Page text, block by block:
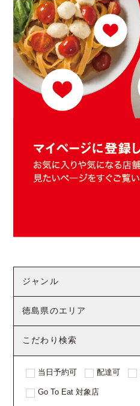
ジャンル
徳島県のエリア
こだわり検索
当日予約可 配達可
Go To Eat 対象店